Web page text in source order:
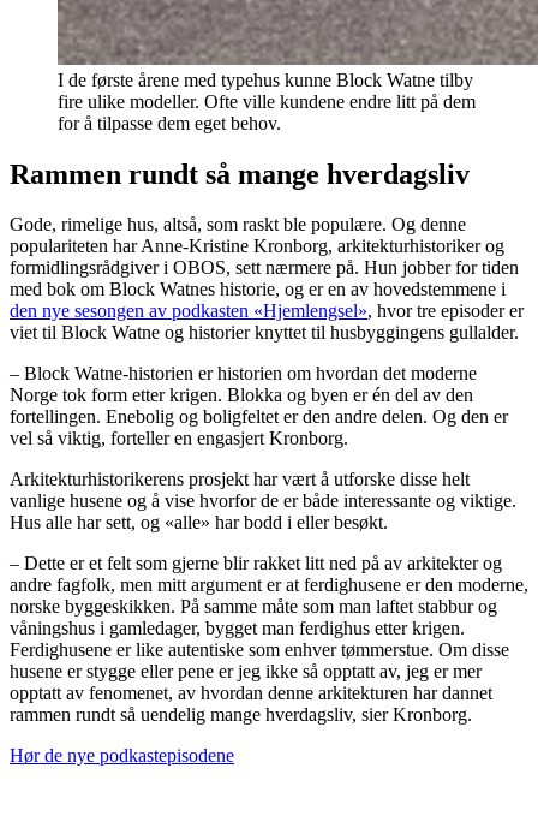
I de første årene med typehus kunne Block Watne tilby
fire ulike modeller. Ofte ville kundene endre litt på dem
for å tilpasse dem eget behov.
Rammen rundt så mange hverdagsliv
Gode, rimelige hus, altså, som raskt ble populære. Og denne
populariteten har Anne-Kristine Kronborg, arkitekturhistoriker og
formidlingsrådgiver i OBOS, sett nærmere på. Hun jobber for tiden
med bok om Block Watnes historie, og er en av hovedstemmene i
den nye sesongen av podkasten «Hjemlengsel», hvor tre episoder er
viet til Block Watne og historier knyttet til husbyggingens gullalder.
– Block Watne-historien er historien om hvordan det moderne
Norge tok form etter krigen. Blokka og byen er én del av den
fortellingen. Enebolig og boligfeltet er den andre delen. Og den er
vel så viktig, forteller en engasjert Kronborg.
Arkitekturhistorikerens prosjekt har vært å utforske disse helt
vanlige husene og å vise hvorfor de er både interessante og viktige.
Hus alle har sett, og «alle» har bodd i eller besøkt.
– Dette er et felt som gjerne blir rakket litt ned på av arkitekter og
andre fagfolk, men mitt argument er at ferdighusene er den moderne,
norske byggeskikken. På samme måte som man laftet stabbur og
våningshus i gamledager, bygget man ferdighus etter krigen.
Ferdighusene er like autentiske som enhver tømmerstue. Om disse
husene er stygge eller pene er jeg ikke så opptatt av, jeg er mer
opptatt av fenomenet, av hvordan denne arkitekturen har dannet
rammen rundt så uendelig mange hverdagsliv, sier Kronborg.
Hør de nye podkastepisodene